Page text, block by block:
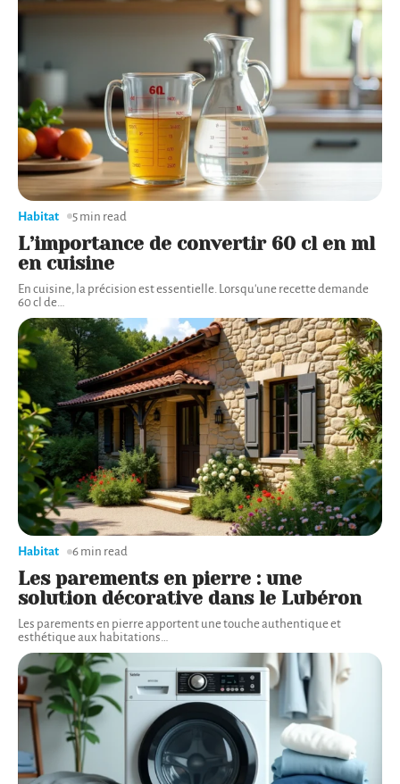
L’importance de convertir 60 cl en ml
en cuisine
En cuisine, la précision est essentielle. Lorsqu'une recette demande
60 cl de
Habitat 5 min read
Les parements en pierre : une
solution décorative dans le Lubéron
Les parements en pierre apportent une touche authentique et
esthétique aux habitations…
Habitat 6 min read